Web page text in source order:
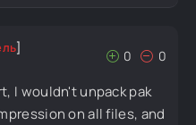
] 0 0
I wouldn't unpack pak
on all files, and